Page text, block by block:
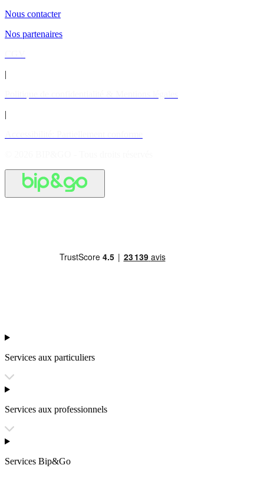
Nous contacter
Nos partenaires
|
|
Services aux particuliers
Services aux professionnels
Services Bip&Go